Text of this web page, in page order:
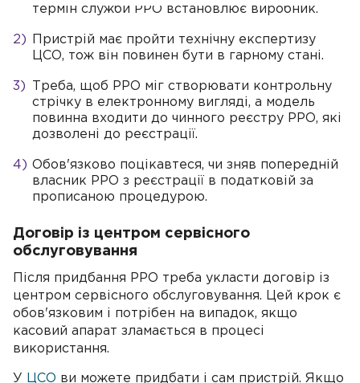
термін служби РРО встановлює виробник.
Пристрій має пройти технічну експертизу
ЦСО, тож він повинен бути в гарному стані.
Треба, щоб РРО міг створювати контрольну
стрічку в електронному вигляді, а модель
повинна входити до чинного реєстру РРО, які
дозволені до реєстрації.
Обов'язково поцікавтеся, чи зняв попередній
власник РРО з реєстрації в податковій за
прописаною процедурою.
Договір із центром сервісного
обслуговування
Після придбання РРО треба укласти договір із
центром сервісного обслуговування. Цей крок є
обов'язковим і потрібен на випадок, якщо
касовий апарат зламається в процесі
використання.
У ЦСО ви можете придбати і сам пристрій. Якщо